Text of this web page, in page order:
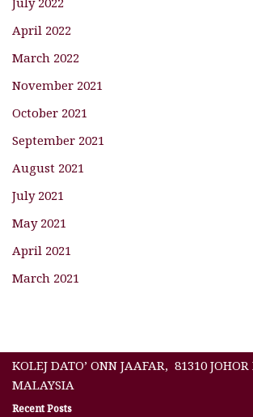
April 2022
March 2022
November 2021
October 2021
September 2021
August 2021
July 2021
May 2021
April 2021
March 2021
KOLEJ DATO’ ONN JAAFAR, 81310
MALAYSIA
Recent Posts